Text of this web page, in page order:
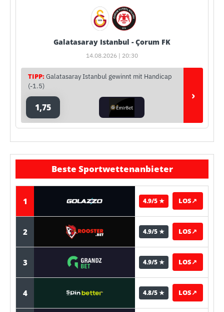
Galatasaray Istanbul - Çorum FK
14.08.2026 | 20:30
TIPP:Galatasaray Istanbul gewinnt mit Handicap
(-1.5)
1,75
›
Beste Sportwettenanbieter
1 4.9/5 ★ LOS↗
2 4.9/5 ★ LOS↗
3 4.9/5 ★ LOS↗
4 4.8/5 ★ LOS↗